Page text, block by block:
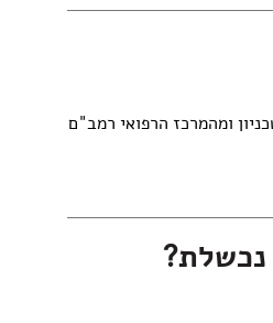
ומהמרכז הרפואי רמב"ם
נכשלת?